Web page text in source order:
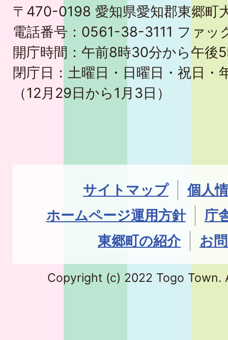
〒470-0198 愛知県愛知郡東郷町
電話番号：0561-38-3111 ファ
開庁時間：午前8時30分から午後
閉庁日：土曜日・日曜日・祝日・
（12月29日から1月3日）
サイトマップ
個人
ホームページ運用方針
庁
東郷町の紹介
お
Copyright (c) 2022 Togo Town.